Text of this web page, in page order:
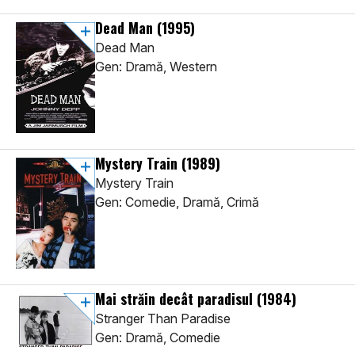
Dead Man (1995)
Dead Man
Gen: Dramă, Western
Mystery Train (1989)
Mystery Train
Gen: Comedie, Dramă, Crimă
Mai străin decât paradisul (1984)
Stranger Than Paradise
Gen: Dramă, Comedie